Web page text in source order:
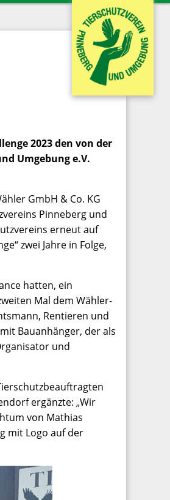
2023 den von der
Umgebung e.V.
GmbH & Co. KG
Pinneberg und
erneut auf
zwei Jahre in Folge,
hatten, ein
Mal dem Wähler-
Rentieren und
Bauanhänger, der als
und
ergänzte: „Wir
von Mathias
mit Logo auf der